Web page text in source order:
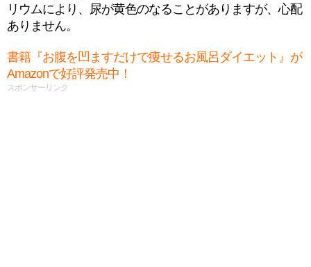
リウムにより、尿が黄色のなることがありますが、心配
ありません。
書籍『お腹を凹ますだけで痩せるお風呂ダイエット』が
Amazonで好評発売中！
スポンサーリンク